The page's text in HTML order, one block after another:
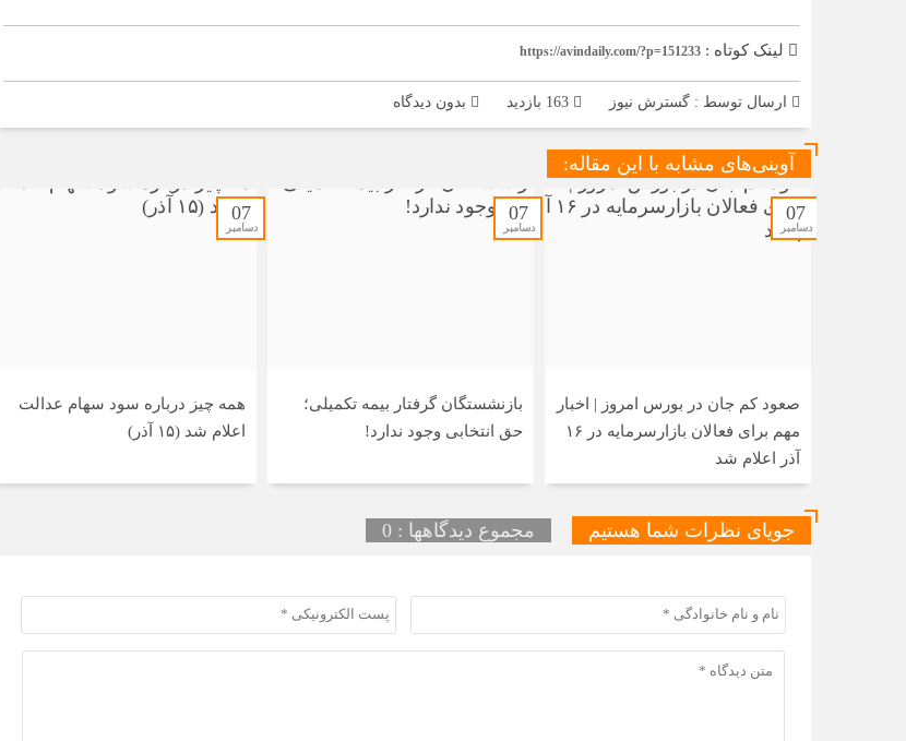
لینک کوتاه : https://avindaily.com/?p=151233
ارسال توسط : گسترش نیوز بدون دیدگاه
آوینی‌های مشابه با این مقاله:
07
دسامبر
صعود کم جان در بورس امروز | اخبار
مهم برای فعالان بازارسرمایه در ۱۶
آذر اعلام شد
07
دسامبر
بازنشستگان گرفتار بیمه تکمیلی؛
حق انتخابی وجود ندارد!
07
دسامبر
همه چیز درباره سود سهام عدالت
اعلام شد (۱۵ آذر)
جویای نظرات شما هستیم مجموع دیدگاهها : 0